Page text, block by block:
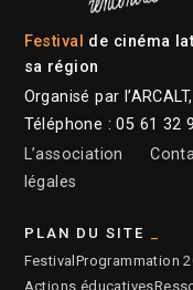
Festival de cinéma
sa région
Organisé par
Téléphone : 05 61 32
L’association
légales
PLAN DU SITE
Festival Programmation
Actions éducatives